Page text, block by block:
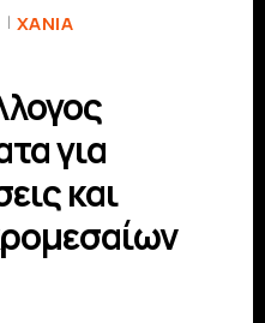
ΧΑΝΙΆ
για
και